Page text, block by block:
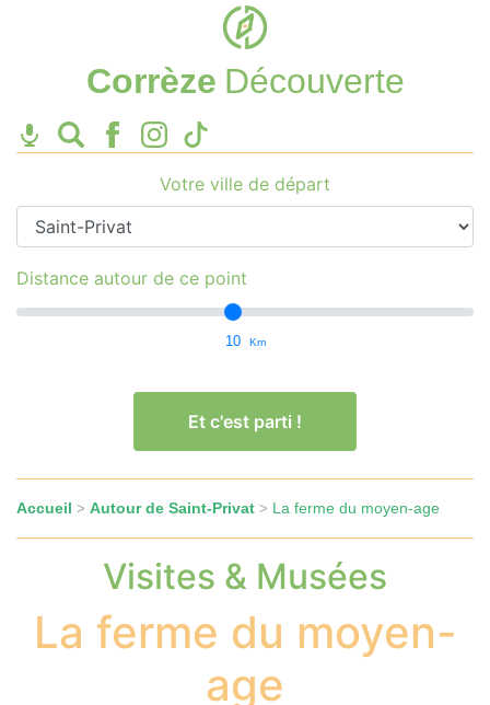
Corrèze Découverte
Votre ville de départ
Distance autour de ce point
10 Km
Et c'est parti !
Accueil > Autour de Saint-Privat > La ferme du moyen-age
Visites & Musées
La ferme du moyen-
age